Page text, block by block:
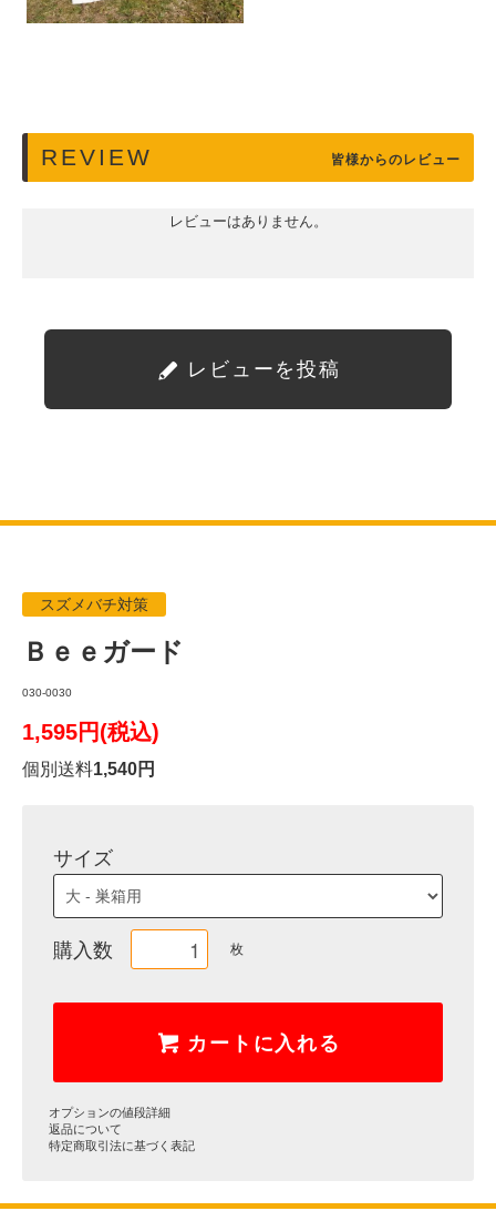
REVIEW 皆様からのレビュー
レビューはありません。
レビューを投稿
スズメバチ対策
Ｂｅｅガード
030-0030
1,595円(税込)
個別送料1,540円
サイズ
購入数 枚
カートに入れる
オプションの値段詳細
返品について
特定商取引法に基づく表記